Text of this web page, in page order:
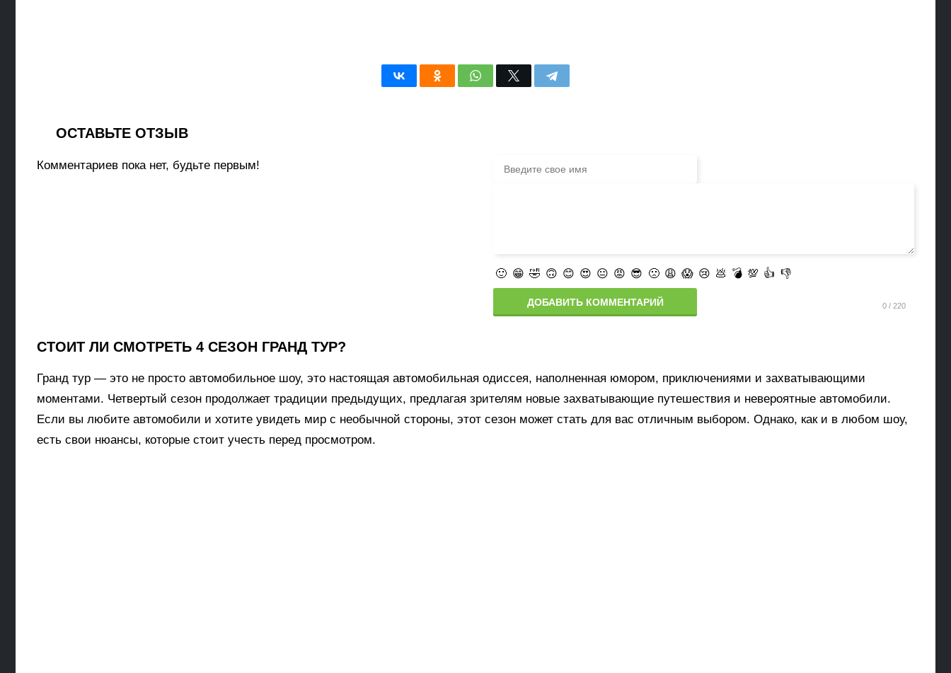
ОСТАВЬТЕ ОТЗЫВ
🙂 😁 🤣 🙃 😊 😍 😐 😡 😎 🙁 😩 😱 😢 💩 💣 💯 👍 👎
ДОБАВИТЬ КОММЕНТАРИЙ
Комментариев пока нет, будьте первым!
СТОИТ ЛИ СМОТРЕТЬ 4 СЕЗОН ГРАНД ТУР?
Гранд тур — это не просто автомобильное шоу, это настоящая автомобильная одиссея, наполненная юмором, приключениями и захватывающими
моментами. Четвертый сезон продолжает традиции предыдущих, предлагая зрителям новые захватывающие путешествия и невероятные автомобили.
Если вы любите автомобили и хотите увидеть мир с необычной стороны, этот сезон может стать для вас отличным выбором. Однако, как и в любом шоу,
есть свои нюансы, которые стоит учесть перед просмотром.